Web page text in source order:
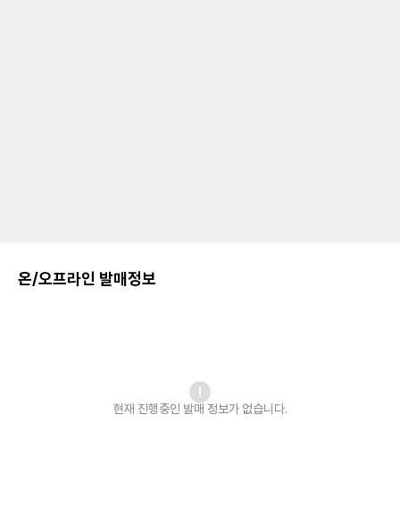
온/오프라인 발매정보
현재 진행중인 발매 정보가 없습니다.